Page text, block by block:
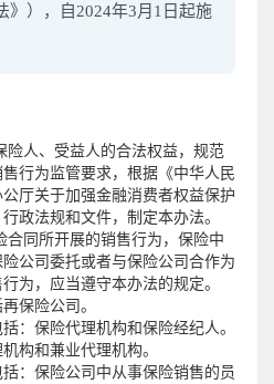
》），自2024年3月1日起施
险人、受益人的合法权益，规范
行为监管要求，根据《中华人民
厅关于加强金融消费者权益保护
政法规和文件，制定本办法。
合同所开展的销售行为，保险中
公司委托或者与保险公司合作为
为，应当遵守本办法的规定。
保险公司。
：保险代理机构和保险经纪人。
构和兼业代理机构。
：保险公司中从事保险销售的员